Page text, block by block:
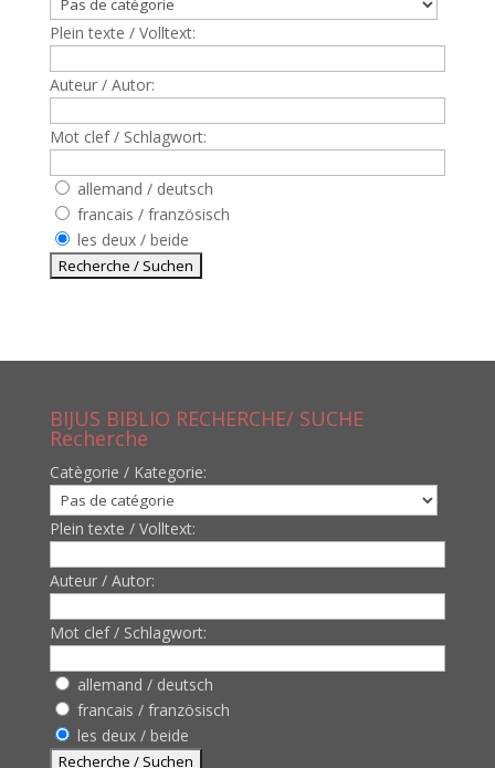
Plein texte / Volltext:
Auteur / Autor:
Mot clef / Schlagwort:
allemand / deutsch
francais / französisch
les deux / beide
BIJUS BIBLIO RECHERCHE/ SUCHE
Recherche
Catègorie / Kategorie:
Plein texte / Volltext:
Auteur / Autor:
Mot clef / Schlagwort:
allemand / deutsch
francais / französisch
les deux / beide